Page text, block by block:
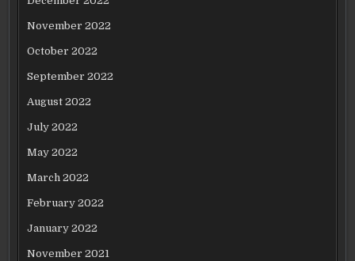
November 2022
October 2022
September 2022
August 2022
July 2022
May 2022
March 2022
February 2022
January 2022
November 2021